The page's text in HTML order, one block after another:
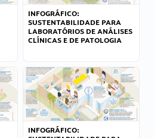
INFOGRÁFICO:
SUSTENTABILIDADE PARA
LABORATÓRIOS DE ANÁLISES
CLÍNICAS E DE PATOLOGIA
INFOGRÁFICO: